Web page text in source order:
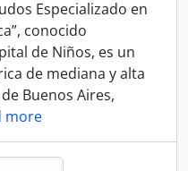
Especializado en
conocido
de Niños, es un
de mediana y alta
Buenos Aires,
more